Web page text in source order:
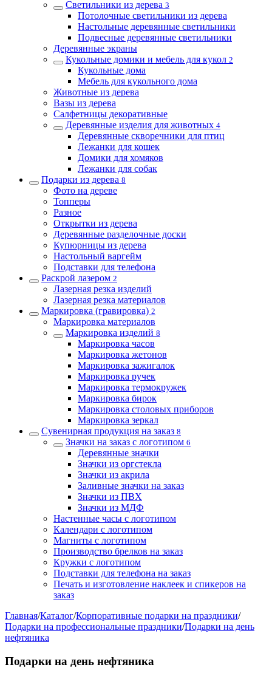
Светильники из дерева 3
Потолочные светильники из дерева
Настольные деревянные светильники
Подвесные деревянные светильники
Деревянные экраны
Кукольные домики и мебель для кукол 2
Кукольные дома
Мебель для кукольного дома
Животные из дерева
Вазы из дерева
Салфетницы декоративные
Деревянные изделия для животных 4
Деревянные скворечники для птиц
Лежанки для кошек
Домики для хомяков
Лежанки для собак
Подарки из дерева 8
Фото на дереве
Топперы
Разное
Открытки из дерева
Деревянные разделочные доски
Купюрницы из дерева
Настольный варгейм
Подставки для телефона
Раскрой лазером 2
Лазерная резка изделий
Лазерная резка материалов
Маркировка (гравировка) 2
Маркировка материалов
Маркировка изделий 8
Маркировка часов
Маркировка жетонов
Маркировка зажигалок
Маркировка ручек
Маркировка термокружек
Маркировка бирок
Маркировка столовых приборов
Маркировка зеркал
Сувенирная продукция на заказ 8
Значки на заказ с логотипом 6
Деревянные значки
Значки из оргстекла
Значки из акрила
Заливные значки на заказ
Значки из ПВХ
Значки из МДФ
Настенные часы с логотипом
Календари с логотипом
Магниты с логотипом
Производство брелков на заказ
Кружки с логотипом
Подставки для телефона на заказ
Печать и изготовление наклеек и спикеров на
заказ
Главная/Каталог/Корпоративные подарки на праздники/
Подарки на профессиональные праздники/Подарки на день
нефтяника
Подарки на день нефтяника